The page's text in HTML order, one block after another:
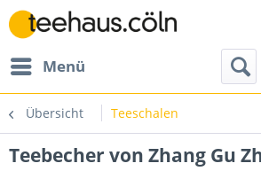
Menü
Übersicht Teeschalen
Teebecher von Zhang Gu